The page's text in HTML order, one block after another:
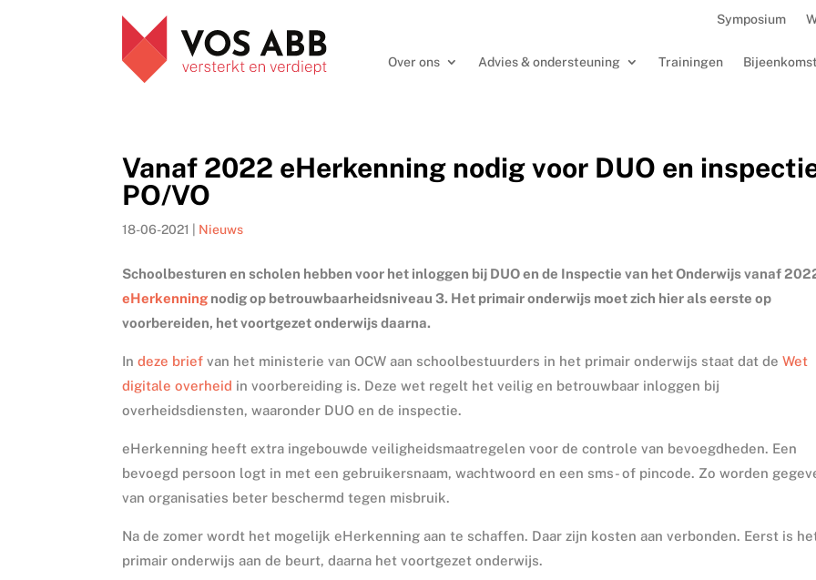
Symposium
Over ons Advies & ondersteuning Trainingen
Vanaf 2022 eHerkenning nodig voor DUO en
PO/VO
18-06-2021 Nieuws
Schoolbesturen en scholen hebben voor het inloggen bij DUO en de Inspectie van het Onderwijs vanaf
eHerkenning nodig op betrouwbaarheidsniveau 3. Het primair onderwijs moet zich hier als eerste op
voorbereiden, het voortgezet onderwijs daarna.
Indeze brief van het ministerie van OCW aan schoolbestuurders in het primair onderwijs staat dat deWet
digitale overheid in voorbereiding is. Deze wet regelt het veilig en betrouwbaar inloggen bij
overheidsdiensten, waaronder DUO en de inspectie.
eHerkenning heeft extra ingebouwde veiligheidsmaatregelen voor de controle van bevoegdheden. Een
bevoegd persoon logt in met een gebruikersnaam, wachtwoord en een sms- of pincode. Zo worden
van organisaties beter beschermd tegen misbruik.
Na de zomer wordt het mogelijk eHerkenning aan te schaffen. Daar zijn kosten aan verbonden. Eerst is
primair onderwijs aan de beurt, daarna het voortgezet onderwijs.